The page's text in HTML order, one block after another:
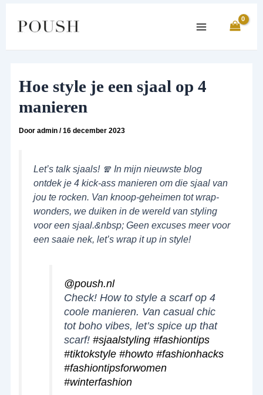
naar
Hoe style je een sjaal op 4
manieren
Dooradmin/16 december 2023
Let’s talk sjaals! 🧣 In mijn nieuwste blog
ontdek je 4 kick-ass manieren om die sjaal van
jou te rocken. Van knoop-geheimen tot wrap-
wonders, we duiken in de wereld van styling
voor een sjaal.&nbsp; Geen excuses meer voor
een saaie nek, let’s wrap it up in style!
@poush.nl
Check! How to style a scarf op 4
coole manieren. Van casual chic
tot boho vibes, let’s spice up that
scarf! #sjaalstyling #fashiontips
#tiktokstyle #howto #fashionhacks
#fashiontipsforwomen
#winterfashion
navigatie